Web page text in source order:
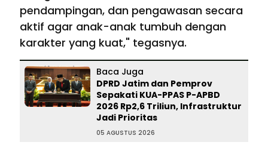
pendampingan, dan pengawasan secara
aktif agar anak-anak tumbuh dengan
karakter yang kuat," tegasnya.
Baca Juga
DPRD Jatim dan Pemprov
Sepakati KUA-PPAS P-APBD
2026 Rp2,6 Triliun, Infrastruktur
Jadi Prioritas
05 AGUSTUS 2026